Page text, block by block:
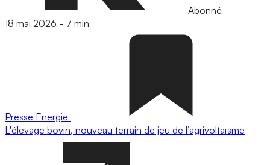
Abonné
18 mai 2026 - 7 min
Presse Energie
L'élevage bovin, nouveau terrain de jeu de l’agrivoltaïsme